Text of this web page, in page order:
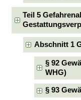
Teil 5
Abschnitt 1
§ 92
WHG)
§ 93